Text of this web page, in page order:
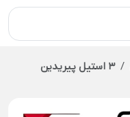
3 استیل پیریدین